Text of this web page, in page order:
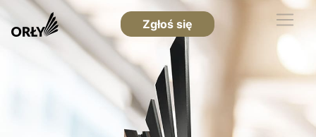
Zgłoś się